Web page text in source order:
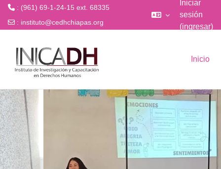
: (961) 69-1-24-15 ext. 68335
: instituto@cedhchiapas.org
Iniciar
sesión
(ingresar)
Inicio